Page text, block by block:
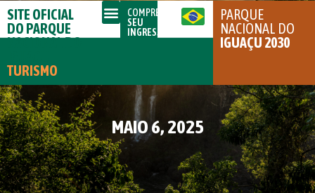
SITE OFICIAL
DO PARQUE
NACIONAL DO
TURISMO
COMPRE
SEU
INGRESSO
PARQUE
NACIONAL DO
IGUAÇU 2030
MAIO 6, 2025